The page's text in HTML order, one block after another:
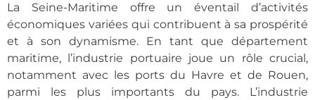
La Seine-Maritime offre un éventail d’activités
économiques variées qui contribuent à sa prospérité
et à son dynamisme. En tant que département
maritime, l’industrie portuaire joue un rôle crucial,
notamment avec les ports du Havre et de Rouen,
parmi les plus importants du pays. L’industrie